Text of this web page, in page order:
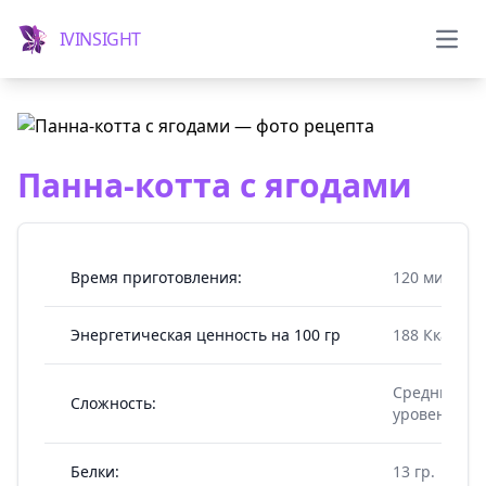
IVINSIGHT
Панна-котта с ягодами
Время приготовления: 120 мин.
Энергетическая ценность на 100 гр 188 Ккал
Сложность:
Средний
уровень
Белки: 13 гр.